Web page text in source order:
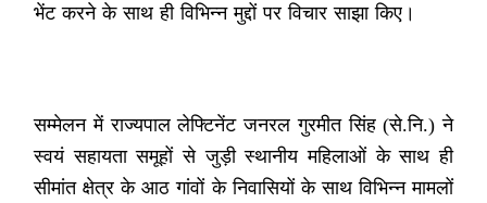
भेंट करने के साथ ही विभिन्न मुद्दों पर विचार साझा किए।
सम्मेलन में राज्यपाल लेफ्टिनेंट जनरल गुरमीत सिंह (से.नि.) ने
स्वयं सहायता समूहों से जुड़ी स्थानीय महिलाओं के साथ ही
सीमांत क्षेत्र के आठ गांवों के निवासियों के साथ विभिन्न मामलों